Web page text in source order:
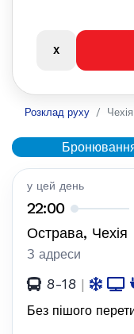
Розклад руху Чехія
у цей день
22:00
Острава, Чехія
З адреси
8-18 |
Без пішого